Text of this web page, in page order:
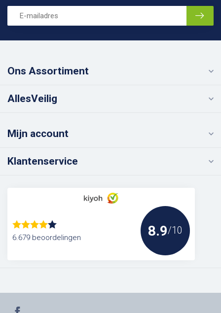
Ons Assortiment
AllesVeilig
Mijn account
Klantenservice
6.679 beoordelingen 8.9/10